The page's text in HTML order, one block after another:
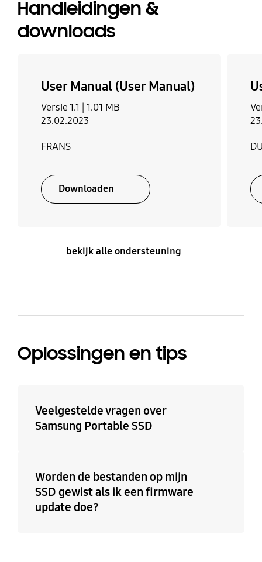
Handleidingen &
downloads
User Manual (User Manual)
Versie 1.1 | 1.01 MB
23.02.2023
FRANS
Downloaden
bekijk alle ondersteuning
Oplossingen en tips
Veelgestelde vragen over
Samsung Portable SSD
Worden de bestanden op mijn
SSD gewist als ik een firmware
update doe?